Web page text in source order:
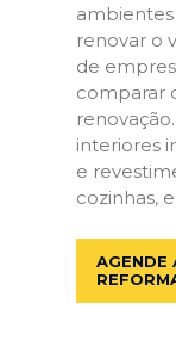
renovar o
de
comparar
interiores
e
cozinhas,
AGENDE